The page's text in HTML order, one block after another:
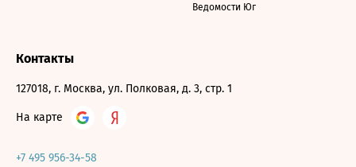
Ведомости Юг
Контакты
127018, г. Москва, ул. Полковая, д. 3, стр. 1
На карте
+7 495 956-34-58